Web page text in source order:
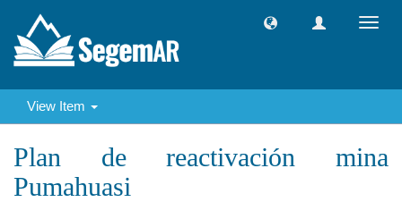
View Item
Plan de reactivación mina
Pumahuasi